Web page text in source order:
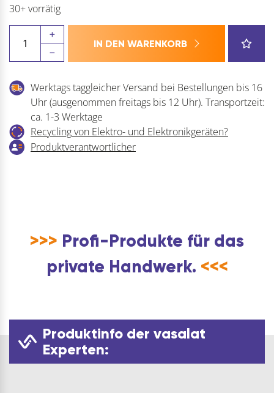
30+ vorrätig
HAWA
CLIPO
H
Menge
IN DEN WARENKORB
Werktags taggleicher Versand bei Bestellungen bis 16
Uhr (ausgenommen freitags bis 12 Uhr). Transportzeit:
ca. 1-3 Werktage
Recycling von Elektro- und Elektronikgeräten?
Produktverantwortlicher
>>> Profi-Produkte für das
private Handwerk. <<<
Produktinfo der vasalat
Experten: